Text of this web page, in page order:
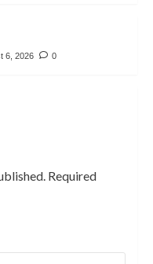
6, 2026 0
Required